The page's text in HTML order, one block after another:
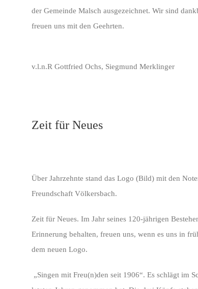
der Gemeinde Malsch ausgezeichnet. Wir sind
freuen uns mit den Geehrten.
v.l.n.R Gottfried Ochs, Siegmund Merklinger
Zeit für Neues
Über Jahrzehnte stand das Logo (Bild) mit den
Freundschaft Völkersbach.
Zeit für Neues. Im Jahr seines 120-jährigen
Erinnerung behalten, freuen uns, wenn es uns in
dem neuen Logo.
„Singen mit Freu(n)den seit 1906“. Es schlägt im